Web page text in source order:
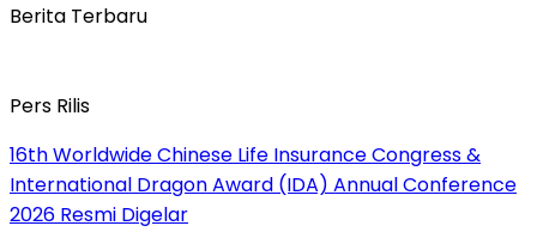
Berita Terbaru
Pers Rilis
16th Worldwide Chinese Life Insurance Congress &
International Dragon Award (IDA) Annual Conference
2026 Resmi Digelar